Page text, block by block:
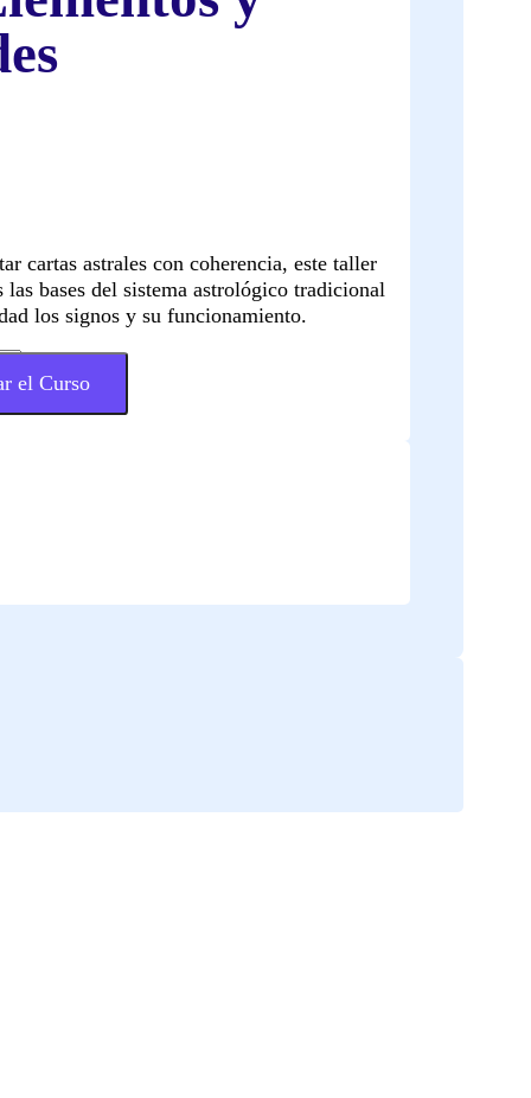
cartas astrales con coherencia, este taller
bases del sistema astrológico tradicional
los signos y su funcionamiento.
el Curso